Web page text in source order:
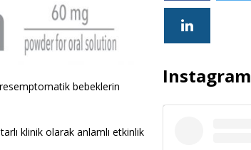
bebeklerin
klinik olarak anlamlı etkinlik
Instagram